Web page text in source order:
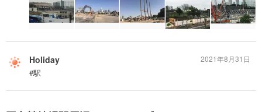
Holiday
#駅
2021年8月31日